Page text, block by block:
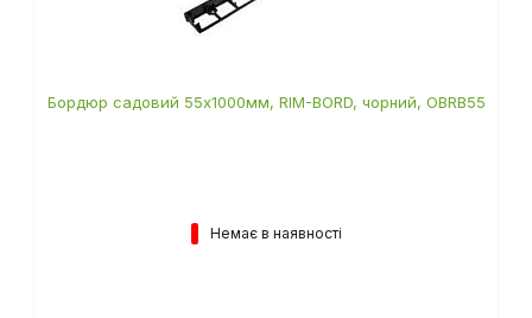
Бордюр садовий 55х1000мм, RIM-BORD, чорний, OBRB55
Немає в наявності